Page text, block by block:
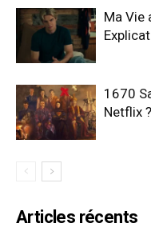
Ma Vie
1670
Netflix ?
Articles récents